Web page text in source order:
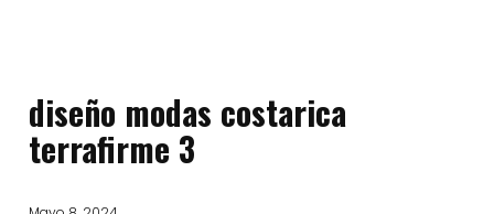
diseño modas costarica
terrafirme 3